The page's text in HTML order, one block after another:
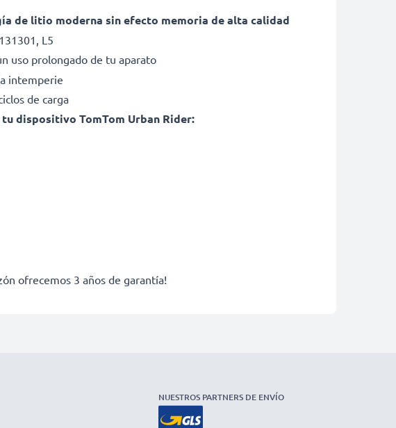
de litio moderna sin efecto memoria de alta calidad
L5
uso prolongado de tu aparato
intemperie
de carga
dispositivo TomTom Urban Rider:
ofrecemos 3 años de garantía!
NUESTROS PARTNERS DE ENVÍO